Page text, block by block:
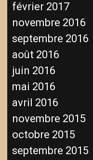
février 2017
novembre 2016
septembre 2016
août 2016
juin 2016
mai 2016
avril 2016
novembre 2015
octobre 2015
septembre 2015